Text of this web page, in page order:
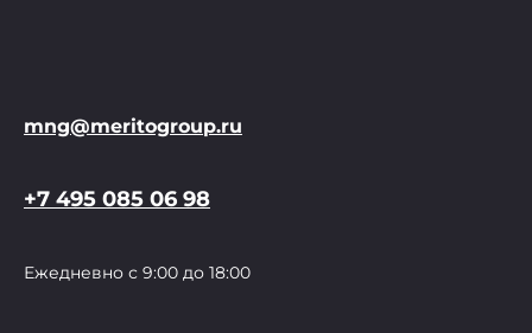
mng@meritogroup.ru
+7 495 085 06 98
Ежедневно с 9:00 до 18:00